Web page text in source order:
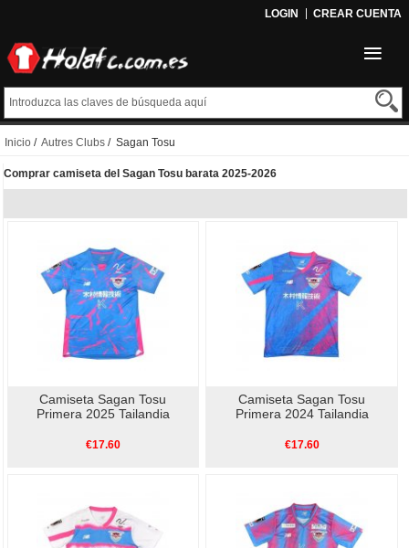
LOGIN CREAR CUENTA
Inicio / Autres Clubs / Sagan Tosu
Comprar camiseta del Sagan Tosu barata 2025-2026
Camiseta Sagan Tosu
Primera 2025 Tailandia
€17.60
Camiseta Sagan Tosu
Primera 2024 Tailandia
€17.60